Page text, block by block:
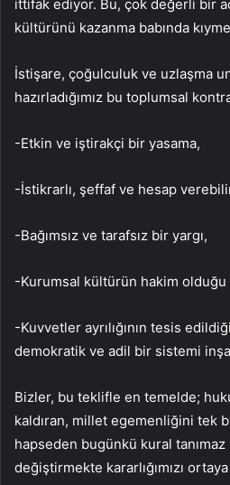
ittifak ediyor. Bu, çok değerli bir
kültürünü kazanma babında
İstişare, çoğulculuk ve uzlaşma
hazırladığımız bu toplumsal
-Etkin ve iştirakçi bir yasama,
-İstikrarlı, şeffaf ve hesap
-Bağımsız ve tarafsız bir yargı,
-Kurumsal kültürün hakim
-Kuvvetler ayrılığının tesis
demokratik ve adil bir sistemi inşa
Bizler, bu teklifle en temelde;
kaldıran, millet egemenliğini tek
hapseden bugünkü kural tanımaz
değiştirmekte kararlığımızı